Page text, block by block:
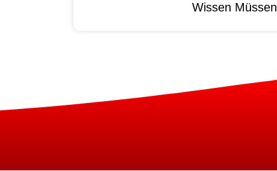
Wissen Müssen